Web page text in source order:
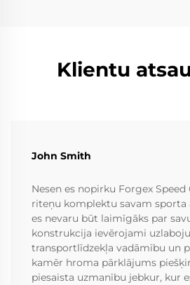
Klientu
John Smith
Nesen es nopirku Forgex
riteņu komplektu savam
es nevaru būt laimīgāks par
konstrukcija ievērojami
transportlīdzekļa vadāmību un
kamēr hroma pārklājums
piesaista uzmanību jebkur, kur